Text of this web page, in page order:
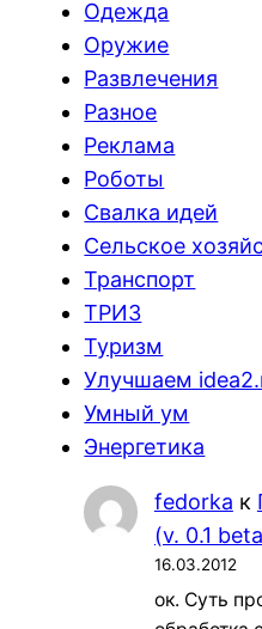
Одежда
Оружие
Развлечения
Разное
Реклама
Роботы
Свалка идей
Сельское
Транспорт
ТРИЗ
Туризм
Улучшаем
Умный ум
Энергетика
fedorka к
(v. 0.1
16.03.2012
ок. Суть